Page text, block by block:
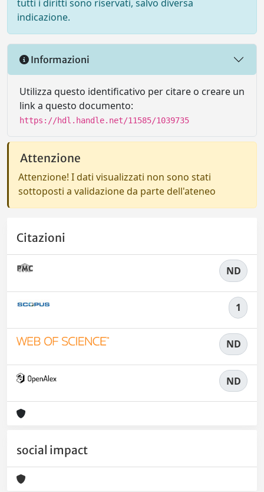
tutti i diritti sono riservati, salvo diversa
indicazione.
Informazioni
Utilizza questo identificativo per citare o creare un
link a questo documento:
https://hdl.handle.net/11585/1039735
Attenzione
Attenzione! I dati visualizzati non sono stati
sottoposti a validazione da parte dell'ateneo
Citazioni
ND
1
ND
ND
social impact